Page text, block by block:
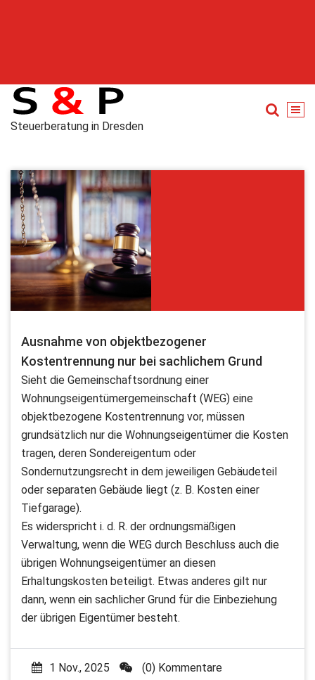
Steuerberatung in Dresden
Ausnahme von objektbezogener
Kostentrennung nur bei sachlichem Grund
Sieht die Gemeinschaftsordnung einer
Wohnungseigentümergemeinschaft (WEG) eine
objektbezogene Kostentrennung vor, müssen
grundsätzlich nur die Wohnungseigentümer die Kosten
tragen, deren Sondereigentum oder
Sondernutzungsrecht in dem jeweiligen Gebäudeteil
oder separaten Gebäude liegt (z. B. Kosten einer
Tiefgarage).
Es widerspricht i. d. R. der ordnungsmäßigen
Verwaltung, wenn die WEG durch Beschluss auch die
übrigen Wohnungseigentümer an diesen
Erhaltungskosten beteiligt. Etwas anderes gilt nur
dann, wenn ein sachlicher Grund für die Einbeziehung
der übrigen Eigentümer besteht.
1 Nov., 2025
(0) Kommentare